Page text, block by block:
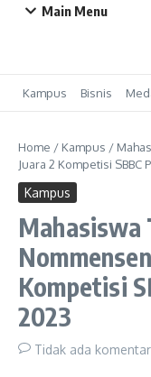
Main Menu
Kampus Bisnis
Home / Kampus /
Juara 2 Kompetisi
Kampus
Mahasiswa
Kompetisi
2023
Tidak ada komentar